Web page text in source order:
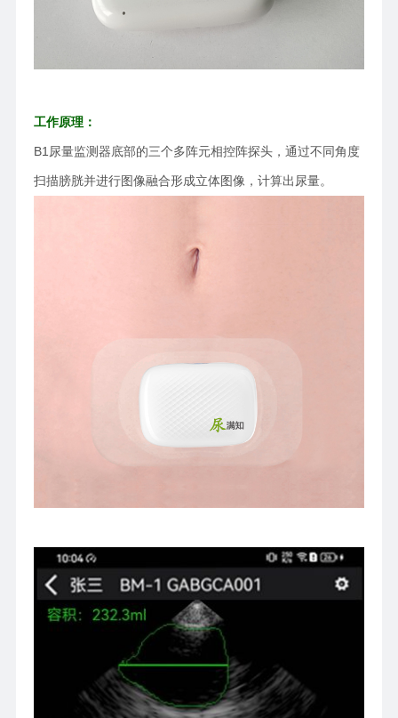
工作原理：
B1尿量监测器底部的三个多阵元相控阵探头，通过不同角度
扫描膀胱并进行图像融合形成立体图像，计算出尿量。